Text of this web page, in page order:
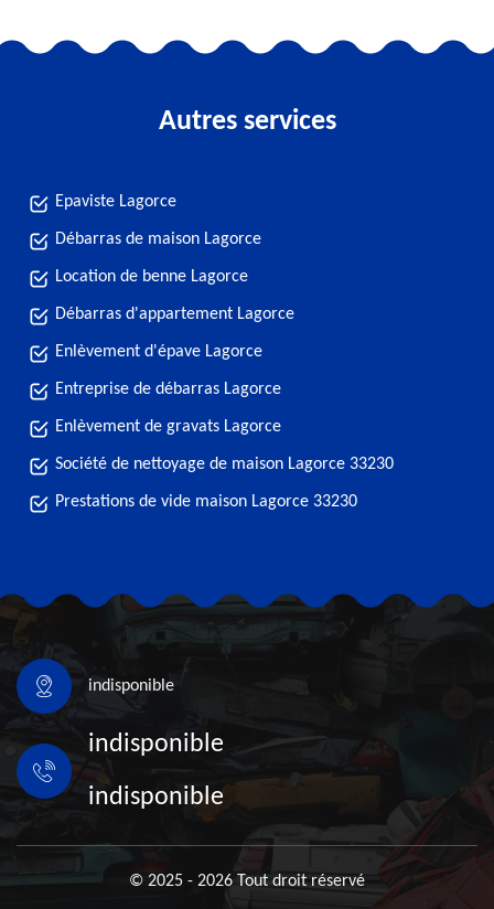
Autres services
Epaviste Lagorce
Débarras de maison Lagorce
Location de benne Lagorce
Débarras d'appartement Lagorce
Enlèvement d'épave Lagorce
Entreprise de débarras Lagorce
Enlèvement de gravats Lagorce
Société de nettoyage de maison Lagorce 33230
Prestations de vide maison Lagorce 33230
indisponible
indisponible
indisponible
© 2025 - 2026 Tout droit réservé